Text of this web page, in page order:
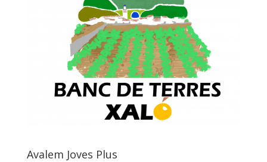
Avalem Joves Plus